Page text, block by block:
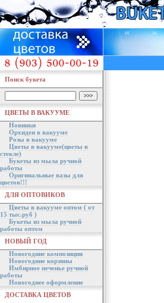
Поиск букета
ЦВЕТЫ В ВАКУУМЕ
Новинки
Орхидеи в вакууме
Розы в вакууме
Цветы в вакууме(цветы в
стекле)
Букеты из мыла ручной
работы
Оригинальные вазы для
цветов!!!
ДЛЯ ОПТОВИКОВ
Цветы в вакууме оптом ( от
15 тыс.руб )
Букеты из мыла ручной
работы оптом
НОВЫЙ ГОД
Новогодние композиции
Новогодние корзины
Имбирное печенье ручной
работы
Новогоднее оформление
ДОСТАВКА ЦВЕТОВ